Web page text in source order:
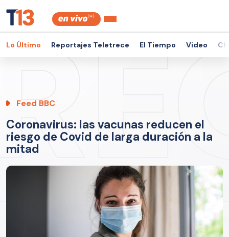
Lo Último Reportajes Teletrece El Tiempo Video
Feed BBC
Coronavirus: las vacunas reducen el
riesgo de Covid de larga duración a la
mitad